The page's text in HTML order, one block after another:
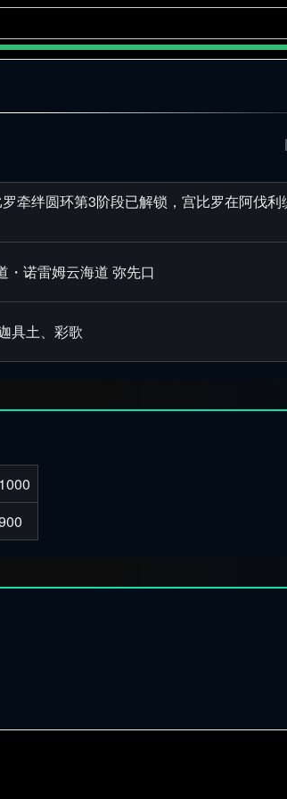
牵绊圆环第3阶段已解锁，宫比罗在阿伐
・诺雷姆云海道 弥先口
具土、彩歌